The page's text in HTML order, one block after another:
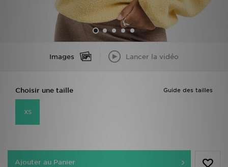
Images Lancer la vidéo
Guide des tailles
Choisir une taille
XS
Ajouter au Panier
Télécharge l'Appli